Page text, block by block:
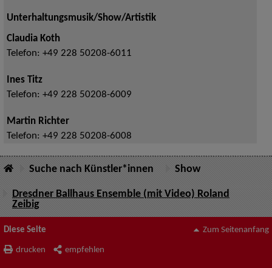
Unterhaltungsmusik/Show/Artistik
Claudia Koth
Telefon: +49 228 50208-6011
Ines Titz
Telefon: +49 228 50208-6009
Martin Richter
Telefon: +49 228 50208-6008
Suche nach Künstler*innen Show
Dresdner Ballhaus Ensemble (mit Video) Roland
Zeibig
Diese Seite
drucken empfehlen
Zum Seitenanfang